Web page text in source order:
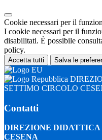
Cookie necessari per il
I cookie necessari per il
disabilitati. È possibile
policy.
Accetta tutti Salva le
SETTIMO CIRCOLO
Contatti
DIREZIONE DIDATTICA
CESENA